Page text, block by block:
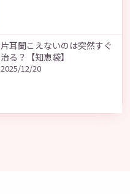
片耳聞こえないのは突然すぐ
治る？【知恵袋】
2025/12/20